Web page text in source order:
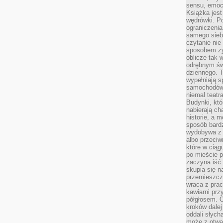
sensu,
Książka
wędrówki.
samego
czytanie nie
sposobem
oblicze tak
odrębnym
dziennego.
wypełniają
niemal
Budynki,
nabierają
historie, a
sposób
wydobywa
albo
które w
po mieście
zaczyna iść
skupia się
wraca z
kawiarni
kroków
oddali